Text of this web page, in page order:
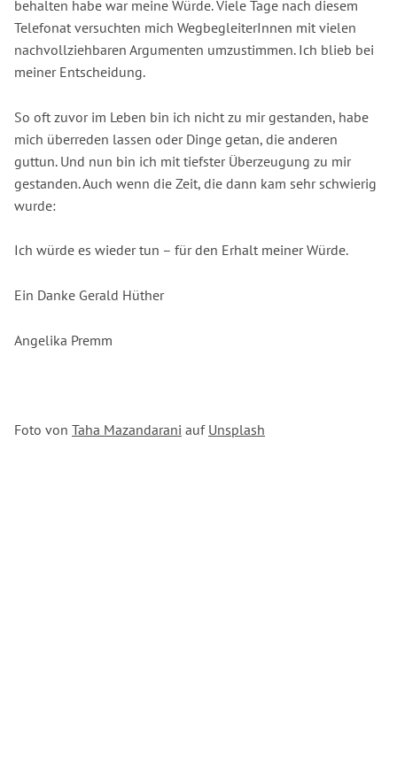
behalten habe war meine Würde. Viele Tage nach diesem
Telefonat versuchten mich WegbegleiterInnen mit vielen
nachvollziehbaren Argumenten umzustimmen. Ich blieb bei
meiner Entscheidung.
So oft zuvor im Leben bin ich nicht zu mir gestanden, habe
mich überreden lassen oder Dinge getan, die anderen
guttun. Und nun bin ich mit tiefster Überzeugung zu mir
gestanden. Auch wenn die Zeit, die dann kam sehr schwierig
wurde:
Ich würde es wieder tun – für den Erhalt meiner Würde.
Ein Danke Gerald Hüther
Angelika Premm
Foto von Taha Mazandarani auf Unsplash